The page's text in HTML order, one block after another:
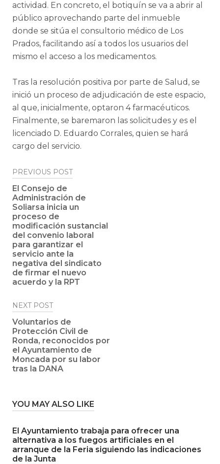
actividad. En concreto, el botiquín se va a abrir al
público aprovechando parte del inmueble
donde se sitúa el consultorio médico de Los
Prados, facilitando así a todos los usuarios del
mismo el acceso a los medicamentos.
Tras la resolución positiva por parte de Salud, se
inició un proceso de adjudicación de este espacio,
al que, inicialmente, optaron 4 farmacéuticos.
Finalmente, se baremaron las solicitudes y es el
licenciado D. Eduardo Corrales, quien se hará
cargo del servicio.
Post
navigation
PREVIOUS POST
El Consejo de
Administración de
Soliarsa inicia un
proceso de
modificación sustancial
del convenio laboral
para garantizar el
servicio ante la
negativa del sindicato
de firmar el nuevo
acuerdo y la RPT
NEXT POST
Voluntarios de
Protección Civil de
Ronda, reconocidos por
el Ayuntamiento de
Moncada por su labor
tras la DANA
YOU MAY ALSO LIKE
El Ayuntamiento trabaja para ofrecer una
alternativa a los fuegos artificiales en el
arranque de la Feria siguiendo las indicaciones
de la Junta